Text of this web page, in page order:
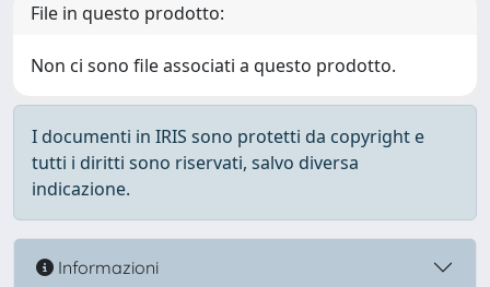
File in questo prodotto:
Non ci sono file associati a questo prodotto.
I documenti in IRIS sono protetti da copyright e
tutti i diritti sono riservati, salvo diversa
indicazione.
Informazioni